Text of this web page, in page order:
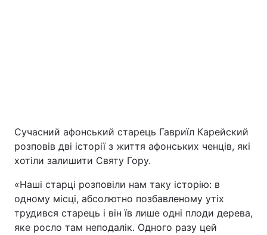
Київ Львів
Одеса
Сучасний афонський старець Гавриїл Карейский
розповів дві історії з життя афонських ченців, які
хотіли залишити Святу Гору.
«Наші старці розповіли нам таку історію: в
одному місці, абсолютно позбавленому утіх
трудився старець і він їв лише одні плоди дерева,
яке росло там неподалік. Одного разу цей